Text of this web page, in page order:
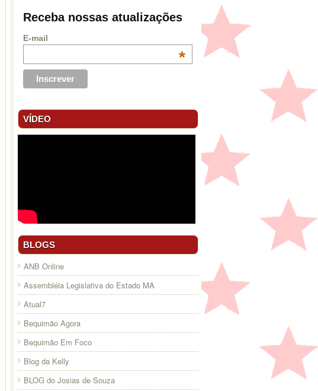
Receba nossas atualizações
E-mail
*
VÍDEO
BLOGS
ANB Online
Assembléia Legislativa do Estado MA
Atual7
Bequimão Agora
Bequimão Em Foco
Blog da Kelly
BLOG do Josias de Souza